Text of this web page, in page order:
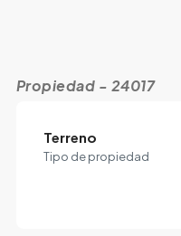
Propiedad - 24017
Terreno
Tipo de propiedad